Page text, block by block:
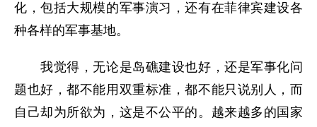
化，包括大规模的军事演习，还有在菲律宾建设各
种各样的军事基地。
我觉得，无论是岛礁建设也好，还是军事化问
题也好，都不能用双重标准，都不能只说别人，而
自己却为所欲为，这是不公平的。越来越多的国家